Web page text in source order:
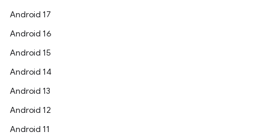
Android 17
Android 16
Android 15
Android 14
Android 13
Android 12
Android 11